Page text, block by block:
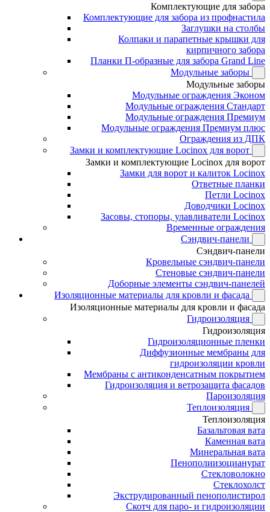
Комплектующие для забора
Комплектующие для забора из профнастила
Заглушки на столбы
Колпаки и парапетные крышки для
кирпичного забора
Планки П-образные для забора Grand Line
Модульные заборы
Модульные заборы
Модульные ограждения Эконом
Модульные ограждения Стандарт
Модульные ограждения Премиум
Модульные ограждения Премиум плюс
Ограждения из ДПК
Замки и комплектующие Locinox для ворот
Замки и комплектующие Locinox для ворот
Замки для ворот и калиток Locinox
Ответные планки
Петли Locinox
Доводчики Locinox
Засовы, стопоры, улавливатели Locinox
Временные ограждения
Сэндвич-панели
Сэндвич-панели
Кровельные сэндвич-панели
Стеновые сэндвич-панели
Доборные элементы сэндвич-панелей
Изоляционные материалы для кровли и фасада
Изоляционные материалы для кровли и фасада
Гидроизоляция
Гидроизоляция
Гидроизоляционные пленки
Диффузионные мембраны для
гидроизоляции кровли
Мембраны с антиконденсатным покрытием
Гидроизоляция и ветрозащита фасадов
Пароизоляция
Теплоизоляция
Теплоизоляция
Базальтовая вата
Каменная вата
Минеральная вата
Пенополиизоцианурат
Стекловолокно
Стеклохолст
Экструдированный пенополистирол
Скотч для паро- и гидроизоляции